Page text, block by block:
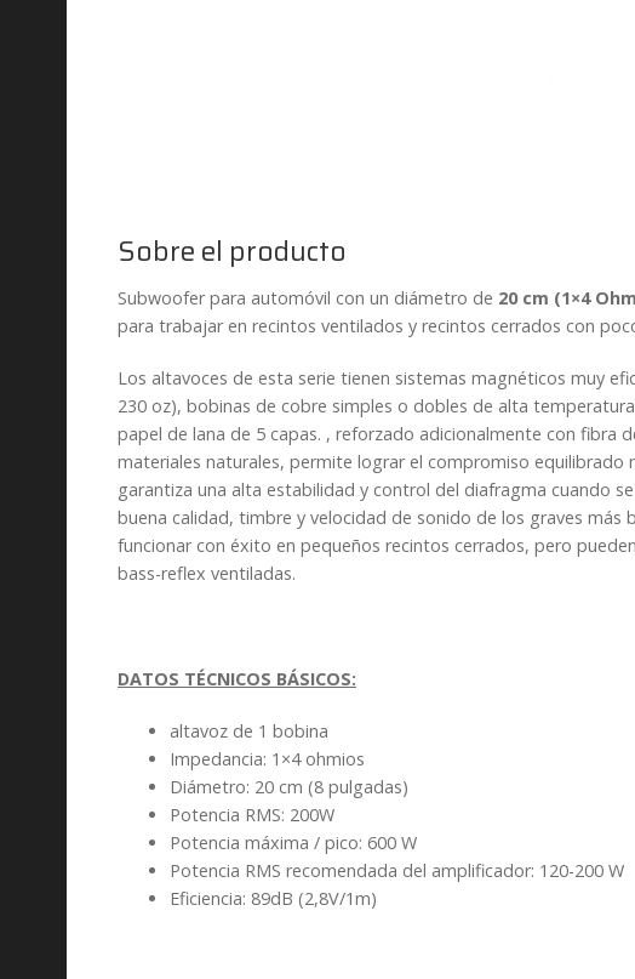
Sobre el producto
Subwoofer para automóvil con un diámetro de 20 cm (1×4
para trabajar en recintos ventilados y recintos cerrados con
Los altavoces de esta serie tienen sistemas magnéticos muy
230 oz), bobinas de cobre simples o dobles de alta
papel de lana de 5 capas. , reforzado adicionalmente con fibra
materiales naturales, permite lograr el compromiso
garantiza una alta estabilidad y control del diafragma cuando
buena calidad, timbre y velocidad de sonido de los graves más
funcionar con éxito en pequeños recintos cerrados, pero
bass-reflex ventiladas.
DATOS TÉCNICOS BÁSICOS:
altavoz de 1 bobina
Impedancia: 1×4 ohmios
Diámetro: 20 cm (8 pulgadas)
Potencia RMS: 200W
Potencia máxima / pico: 600 W
Potencia RMS recomendada del amplificador: 120-200 W
Eficiencia: 89dB (2,8V/1m)